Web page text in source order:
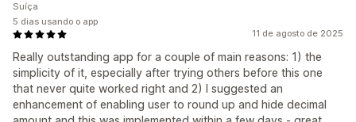
11 de agosto de 2025
Really outstanding app for a couple of main reasons: 1) the
simplicity of it, especially after trying others before this one
that never quite worked right and 2) I suggested an
enhancement of enabling user to round up and hide decimal
Suíça
5 dias usando o app